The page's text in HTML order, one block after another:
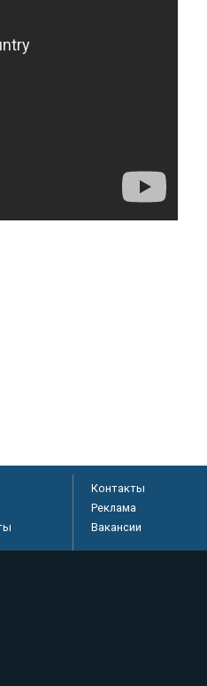
Контакты
Реклама
Вакансии